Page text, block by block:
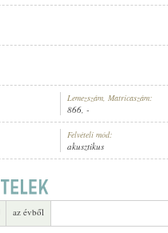
Lemezszám, Matricaszám:
866, -
Felvételi mód:
akusztikus
az évből